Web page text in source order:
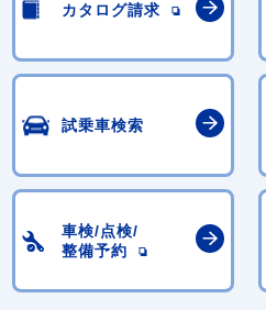
カタログ請求
試乗車検索
車検/点検/
整備予約